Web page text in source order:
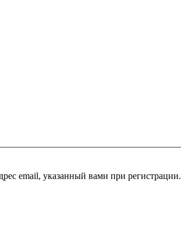
email, указанный вами при регистрации.